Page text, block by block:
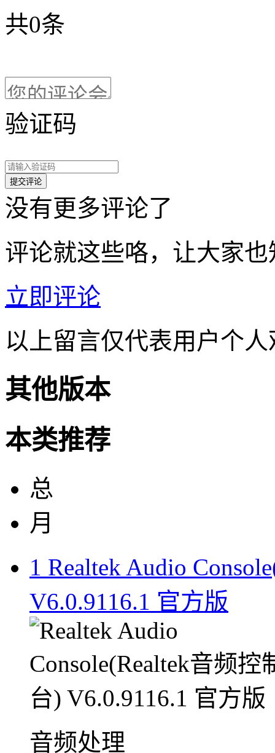
共0条
验证码
没有更多评论了
评论就这些咯，让大家
立即评论
以上留言仅代表用户个
其他版本
本类推荐
总
月
1 Realtek Audio
V6.0.9116.1 官方版
音频处理